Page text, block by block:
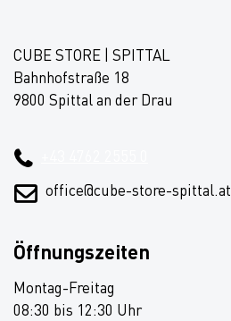
CUBE STORE | SPITTAL
Bahnhofstraße 18
9800 Spittal an der Drau
office@cube-store-spittal.at
Öffnungszeiten
Montag-Freitag
08:30 bis 12:30 Uhr